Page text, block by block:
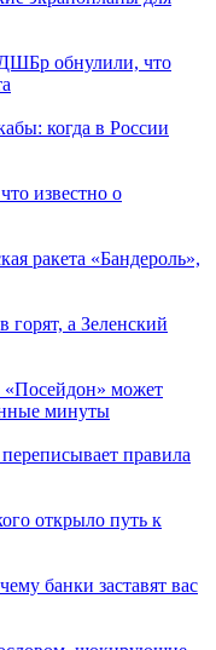
обнулили, что
когда в России
известно о
ракета «Бандероль»,
а Зеленский
«Посейдон» может
минуты
правила
открыло путь к
банки заставят вас